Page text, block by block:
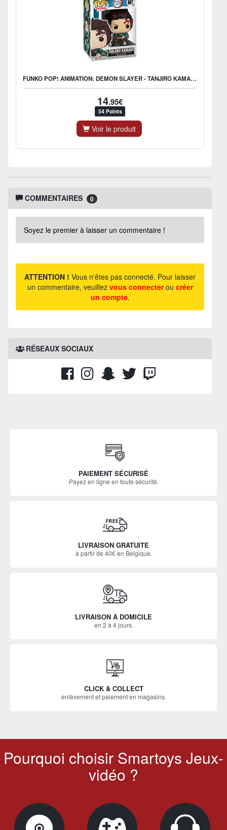
FUNKO POP! ANIMATION: DEMON SLAYER - TANJIRO KAMADO
14.95€
54 Points
Voir le produit
COMMENTAIRES 0
Soyez le premier à laisser un commentaire !
ATTENTION ! Vous n'êtes pas connecté. Pour laisser
un commentaire, veuillez vous connecterou créer
un compte.
RÉSEAUX SOCIAUX
PAIEMENT SÉCURISÉ
Payez en ligne en toute sécurité.
LIVRAISON GRATUITE
à partir de 40€ en Belgique.
LIVRAISON À DOMICILE
en 2 à 4 jours.
CLICK & COLLECT
enlèvement et paiement en magasins.
Pourquoi choisir Smartoys Jeux-
vidéo ?